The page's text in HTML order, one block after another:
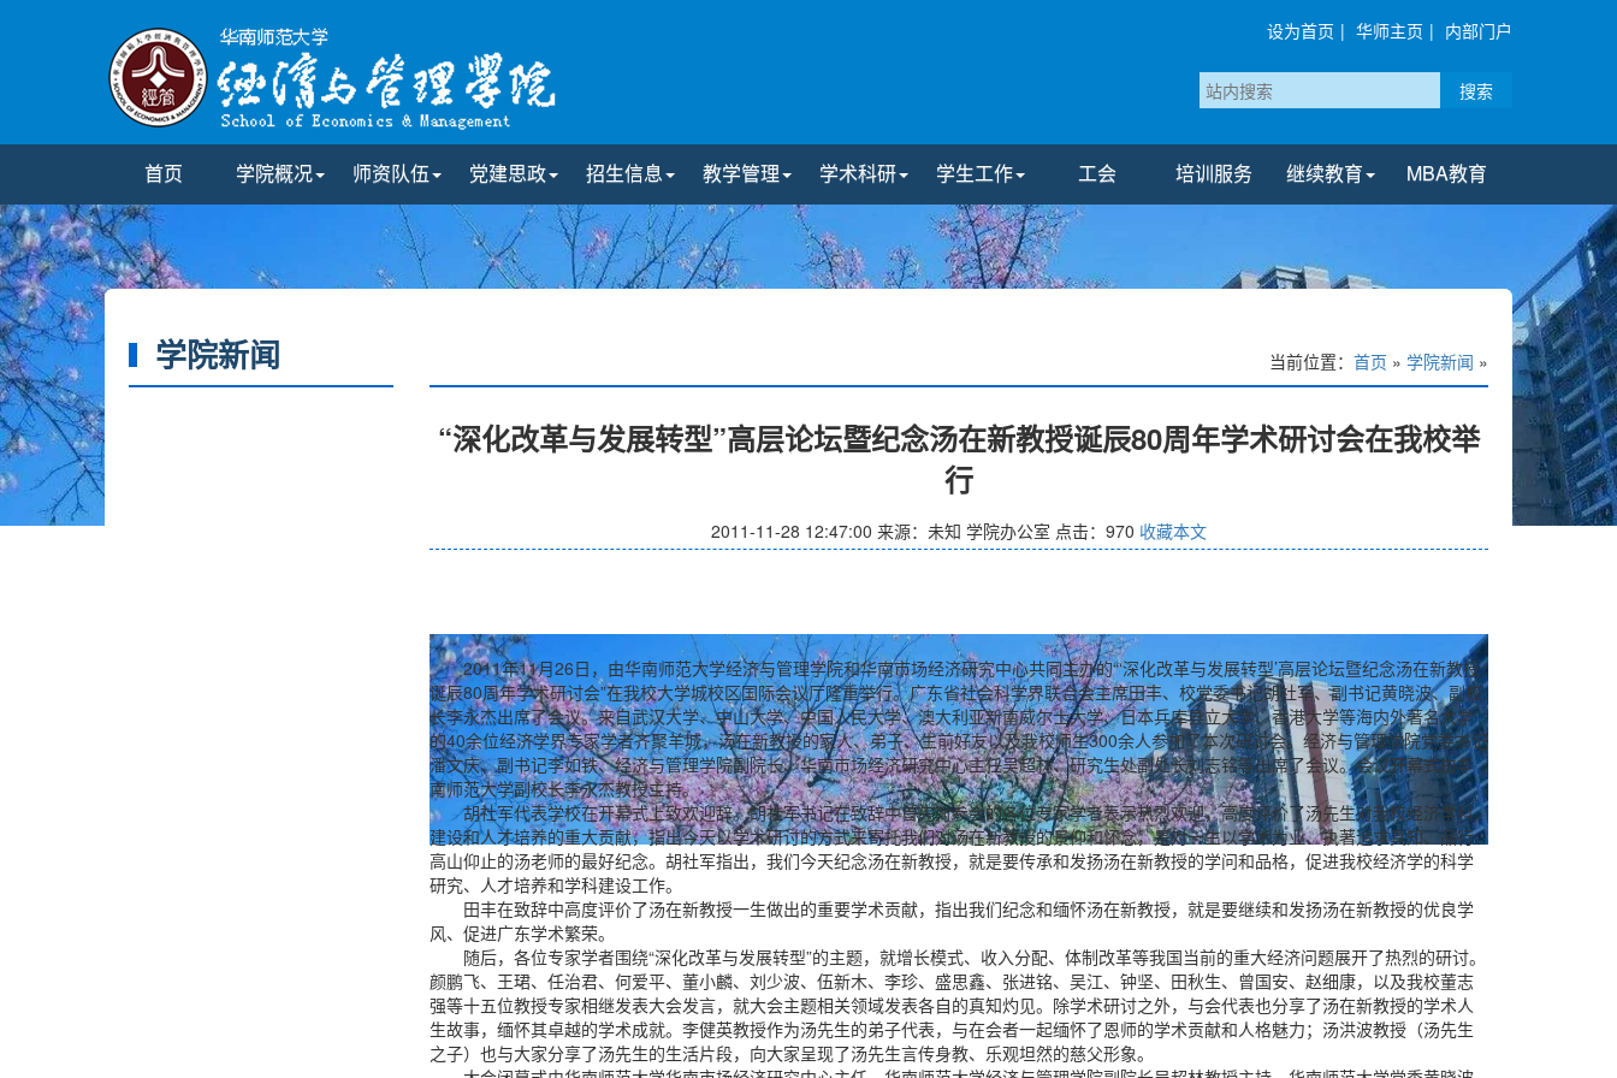
设为首页 | 华师主页 | 内部门户
搜索
首页 学院概况 师资队伍 党建思政 招生信息 教学管理 学术科研 学生工作 工会 培训服务 继续教育 MBA教育
学院新闻 当前位置： 首页 » 学院新闻 »
“深化改革与发展转型”高层论坛暨纪念汤在新教授诞辰80周年学术研讨会在我校举
行
2011-11-28 12:47:00 来源：未知 学院办公室 点击： 970 收藏本文
2011年11月26日，由华南师范大学经济与管理学院和华南市场经济研究中心共同主办的“‘深化改革与发展转型’高层论坛暨纪念汤在新教授
诞辰80周年学术研讨会”在我校大学城校区国际会议厅隆重举行。广东省社会科学界联合会主席田丰、校党委书记胡社军、副书记黄晓波、副校
长李永杰出席了会议。来自武汉大学、中山大学、中国人民大学、澳大利亚新南威尔士大学、日本兵库县立大学、香港大学等海内外著名大学
的40余位经济学界专家学者齐聚羊城，汤在新教授的家人、弟子、生前好友以及我校师生300余人参加了本次研讨会。经济与管理学院党委书记
潘文庆、副书记李如铁、经济与管理学院副院长、华南市场经济研究中心主任吴超林、研究生处副处长刘志铭等出席了会议。会议开幕式由华
南师范大学副校长李永杰教授主持。
胡社军代表学校在开幕式上致欢迎辞。胡社军书记在致辞中首先对参会的各位专家学者表示热烈欢迎，高度评价了汤先生对我校经济学科
建设和人才培养的重大贡献，指出今天以学术研讨的方式来寄托我们对汤在新教授的景仰和怀念，是对一生以学术为业、执著追求真知、品行
高山仰止的汤老师的最好纪念。胡社军指出，我们今天纪念汤在新教授，就是要传承和发扬汤在新教授的学问和品格，促进我校经济学的科学
研究、人才培养和学科建设工作。
田丰在致辞中高度评价了汤在新教授一生做出的重要学术贡献，指出我们纪念和缅怀汤在新教授，就是要继续和发扬汤在新教授的优良学
风、促进广东学术繁荣。
随后，各位专家学者围绕“深化改革与发展转型”的主题，就增长模式、收入分配、体制改革等我国当前的重大经济问题展开了热烈的研讨。
颜鹏飞、王珺、任治君、何爱平、董小麟、刘少波、伍新木、李珍、盛思鑫、张进铭、吴江、钟坚、田秋生、曾国安、赵细康，以及我校董志
强等十五位教授专家相继发表大会发言，就大会主题相关领域发表各自的真知灼见。除学术研讨之外，与会代表也分享了汤在新教授的学术人
生故事，缅怀其卓越的学术成就。李健英教授作为汤先生的弟子代表，与在会者一起缅怀了恩师的学术贡献和人格魅力；汤洪波教授（汤先生
之子）也与大家分享了汤先生的生活片段，向大家呈现了汤先生言传身教、乐观坦然的慈父形象。